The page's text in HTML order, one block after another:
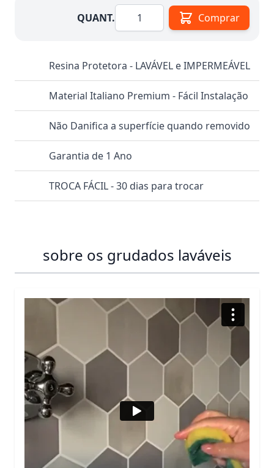
QUANT.Quantidade Comprar
Resina Protetora - LAVÁVEL e IMPERMEÁVEL
Material Italiano Premium - Fácil Instalação
Não Danifica a superfície quando removido
Garantia de 1 Ano
TROCA FÁCIL - 30 dias para trocar
sobre os grudados laváveis